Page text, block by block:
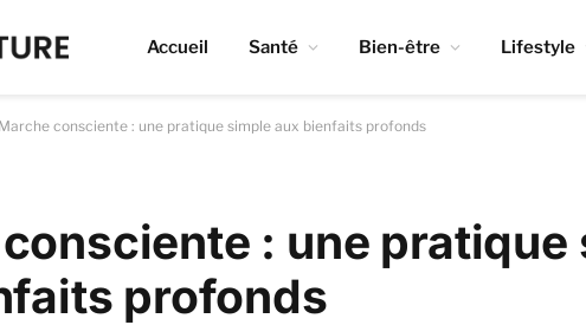
Accueil Santé Bien-être Lifestyle
Marche consciente : une pratique simple aux bienfaits profonds
: une pratique
profonds